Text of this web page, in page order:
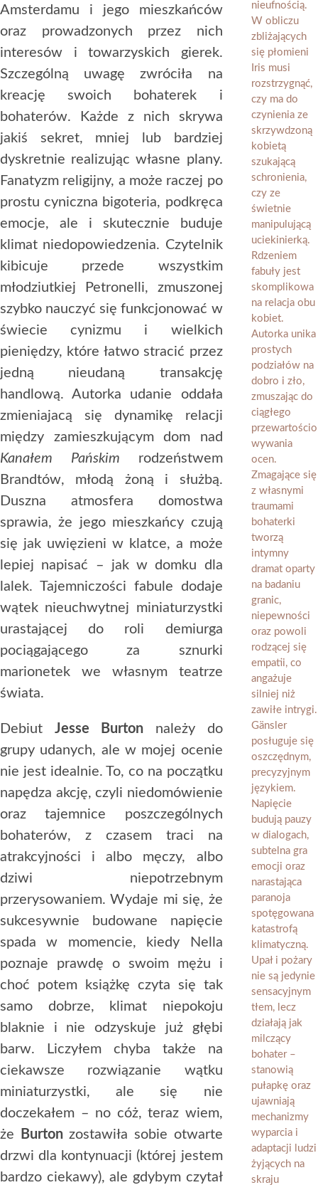
Amsterdamu i jego mieszkańców
oraz prowadzonych przez nich
interesów i towarzyskich gierek.
Szczególną uwagę zwróciła na
kreację swoich bohaterek i
bohaterów. Każde z nich skrywa
jakiś sekret, mniej lub bardziej
dyskretnie realizując własne plany.
Fanatyzm religijny, a może raczej po
prostu cyniczna bigoteria, podkręca
emocje, ale i skutecznie buduje
klimat niedopowiedzenia. Czytelnik
kibicuje przede wszystkim
młodziutkiej Petronelli, zmuszonej
szybko nauczyć się funkcjonować w
świecie cynizmu i wielkich
pieniędzy, które łatwo stracić przez
jedną nieudaną transakcję
handlową. Autorka udanie oddała
zmieniajacą się dynamikę relacji
między zamieszkującym dom nad
Kanałem Pańskim rodzeństwem
Brandtów, młodą żoną i służbą.
Duszna atmosfera domostwa
sprawia, że jego mieszkańcy czują
się jak uwięzieni w klatce, a może
lepiej napisać – jak w domku dla
lalek. Tajemniczości fabule dodaje
wątek nieuchwytnej miniaturzystki
urastającej do roli demiurga
pociągającego za sznurki
marionetek we własnym teatrze
świata.
Debiut Jesse Burton należy do
grupy udanych, ale w mojej ocenie
nie jest idealnie. To, co na początku
napędza akcję, czyli niedomówienie
oraz tajemnice poszczególnych
bohaterów, z czasem traci na
atrakcyjności i albo męczy, albo
dziwi niepotrzebnym
przerysowaniem. Wydaje mi się, że
sukcesywnie budowane napięcie
spada w momencie, kiedy Nella
poznaje prawdę o swoim mężu i
choć potem książkę czyta się tak
samo dobrze, klimat niepokoju
blaknie i nie odzyskuje już głębi
barw. Liczyłem chyba także na
ciekawsze rozwiązanie wątku
miniaturzystki, ale się nie
doczekałem – no cóż, teraz wiem,
że
Burtonzostawiła sobie otwarte
drzwi dla kontynuacji (której jestem
bardzo ciekawy), ale gdybym czytał